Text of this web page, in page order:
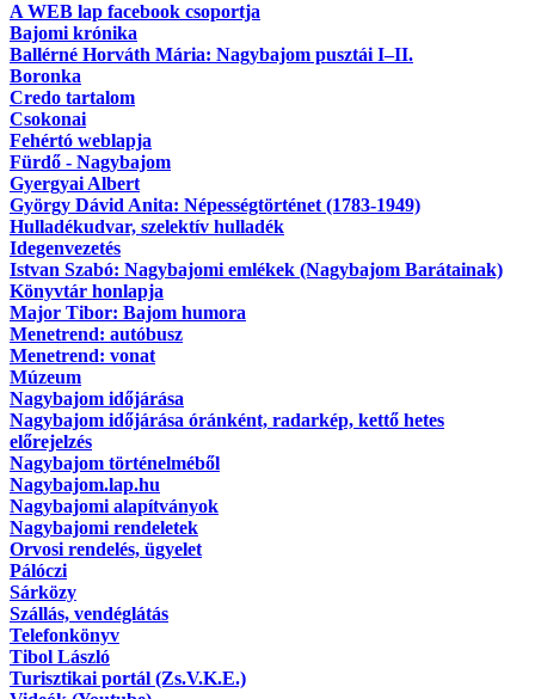
A WEB lap facebook csoportja
Bajomi krónika
Ballérné Horváth Mária: Nagybajom pusztái I–II.
Boronka
Credo tartalom
Csokonai
Fehértó weblapja
Fürdő - Nagybajom
Gyergyai Albert
György Dávid Anita: Népességtörténet (1783-1949)
Hulladékudvar, szelektív hulladék
Idegenvezetés
Istvan Szabó: Nagybajomi emlékek (Nagybajom Barátainak)
Könyvtár honlapja
Major Tibor: Bajom humora
Menetrend: autóbusz
Menetrend: vonat
Múzeum
Nagybajom időjárása
Nagybajom időjárása óránként, radarkép, kettő hetes
előrejelzés
Nagybajom történelméből
Nagybajom.lap.hu
Nagybajomi alapítványok
Nagybajomi rendeletek
Orvosi rendelés, ügyelet
Pálóczi
Sárközy
Szállás, vendéglátás
Telefonkönyv
Tibol László
Turisztikai portál (Zs.V.K.E.)